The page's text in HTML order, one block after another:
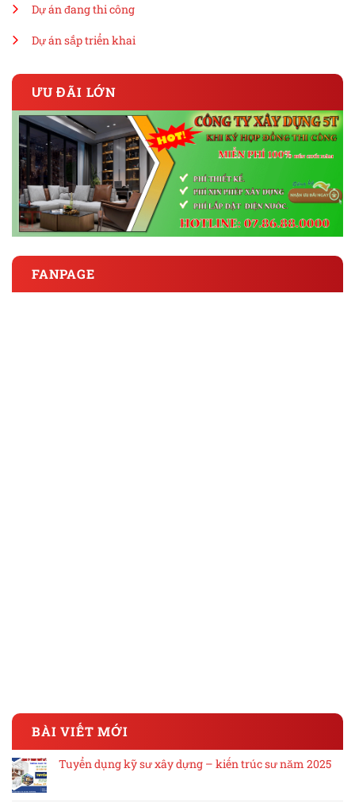
Dự án đang thi công
Dự án sắp triển khai
ƯU ĐÃI LỚN
FANPAGE
BÀI VIẾT MỚI
Tuyển dụng kỹ sư xây dựng – kiến trúc sư năm 2025